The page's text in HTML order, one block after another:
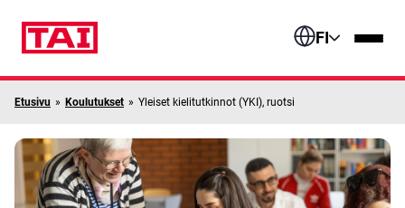
FI
Etusivu » Koulutukset » Yleiset kielitutkinnot (YKI), ruotsi